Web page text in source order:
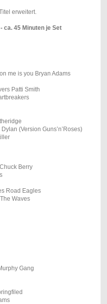
erweitert.
ca. 45 Minuten je Set
me is you Bryan Adams
Patti Smith
(Version Guns’n’Roses)
Berry
Road Eagles
Waves
Gang